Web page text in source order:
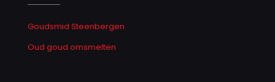
Goudsmid Steenbergen
Oud goud omsmelten